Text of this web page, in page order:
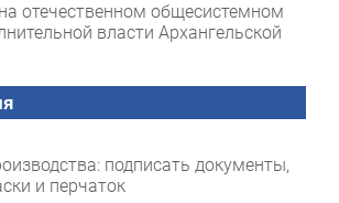
отечественном общесистемном
власти Архангельской
подписать документы,
и перчаток